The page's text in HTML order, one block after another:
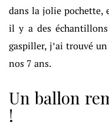
dans la jolie pochette,
il y a des
gaspiller, j’ai trouvé
nos 7 ans.
Un ballon
!